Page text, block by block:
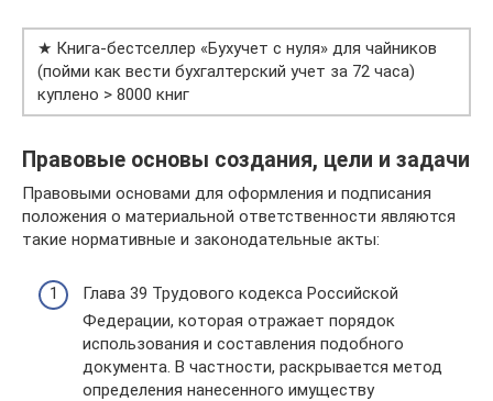
★ Книга-бестселлер «Бухучет с нуля» для чайников
(пойми как вести бухгалтерский учет за 72 часа)
куплено > 8000 книг
Правовые основы создания, цели и задачи
Правовыми основами для оформления и подписания
положения о материальной ответственности являются
такие нормативные и законодательные акты:
Глава 39 Трудового кодекса Российской
Федерации, которая отражает порядок
использования и составления подобного
документа. В частности, раскрывается метод
определения нанесенного имуществу